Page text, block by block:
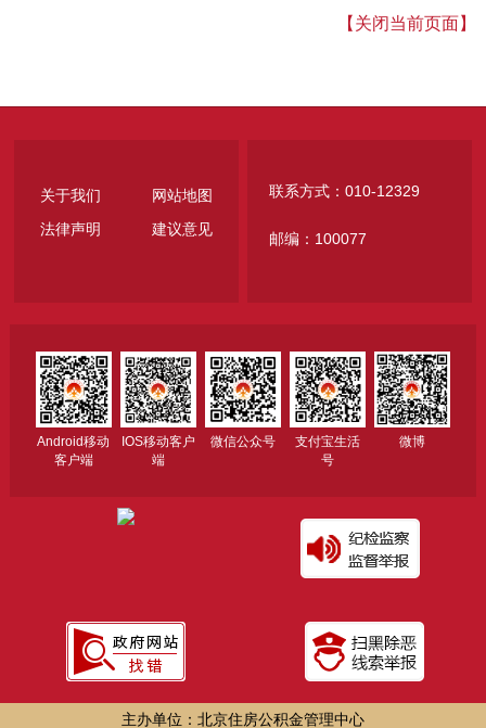
【关闭当前页面】
关于我们
网站地图
法律声明
建议意见
联系方式：010-12329
邮编：100077
Android移动
客户端
IOS移动客户
端
微信公众号
支付宝生活
号
微博
主办单位：北京住房公积金管理中心